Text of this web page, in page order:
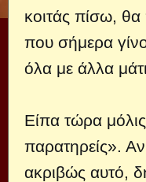
κοιτάς πίσω,
που σήμερα
όλα με άλλα
Είπα τώρα
παρατηρείς».
ακριβώς αυτό,